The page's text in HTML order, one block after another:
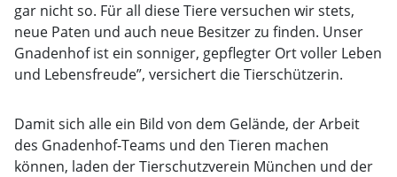
gar nicht so. Für all diese Tiere versuchen wir stets,
neue Paten und auch neue Besitzer zu finden. Unser
Gnadenhof ist ein sonniger, gepflegter Ort voller Leben
und Lebensfreude”, versichert die Tierschützerin.
Damit sich alle ein Bild von dem Gelände, der Arbeit
des Gnadenhof-Teams und den Tieren machen
können, laden der Tierschutzverein München und der